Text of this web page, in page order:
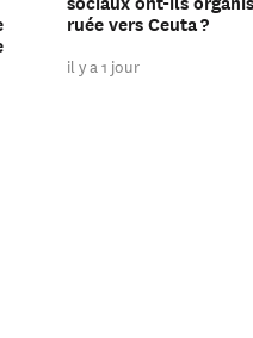
ruée vers Ceuta ?
il y a 1 jour